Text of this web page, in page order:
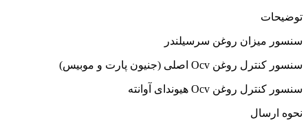
توضیحات
سنسور میزان روغن سرسیلندر
سنسور کنترل روغن Ocv اصلی (جنیون پارت و موبیس)
سنسور کنترل روغن Ocv هیوندای آوانته
نحوه ارسال